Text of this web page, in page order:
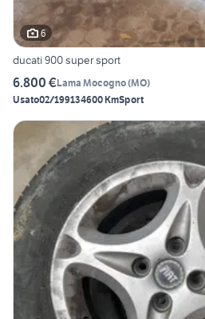
6
ducati 900 super sport
6.800 €Lama Mocogno(MO)
Usato02/199134600 KmSport